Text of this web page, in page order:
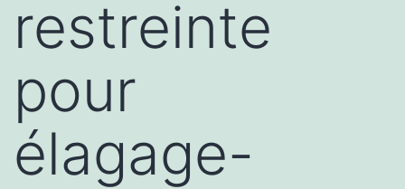
restreinte
pour
élagage-